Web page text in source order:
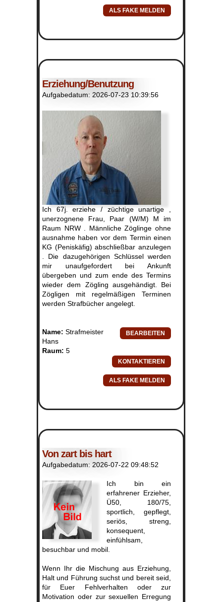
Erziehung/Benutzung
Aufgabedatum: 2026-07-23 10:39:56
Ich 67j. erziehe / züchtige unartige ,
unerzognene Frau, Paar (W/M) M im
Raum NRW . Männliche Zöglinge ohne
ausnahme haben vor dem Termin einen
KG (Peniskäfig) abschließbar anzulegen
. Die dazugehörigen Schlüssel werden
mir unaufgefordert bei Ankunft
übergeben und zum ende des Termins
wieder dem Zögling ausgehändigt. Bei
Zögligen mit regelmäßigen Terminen
werden Strafbücher angelegt.
Name: Strafmeister
Hans
Raum: 5
Von zart bis hart
Aufgabedatum: 2026-07-22 09:48:52
Ich bin ein
erfahrener Erzieher,
Ü50, 180/75,
sportlich, gepflegt,
seriös, streng,
konsequent,
einfühlsam,
besuchbar und mobil.
Wenn Ihr die Mischung aus Erziehung,
Halt und Führung suchst und bereit seid,
für Euer Fehlverhalten oder zur
Motivation oder zur sexuellen Erregung